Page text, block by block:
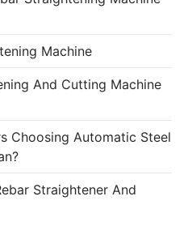
Machine
And Cutting Machine
Choosing Automatic Steel
Straightener And